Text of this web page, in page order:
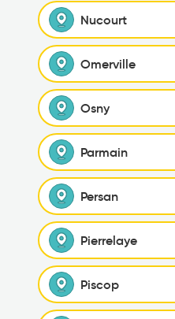
Nucourt
Omerville
Osny
Parmain
Persan
Pierrelaye
Piscop